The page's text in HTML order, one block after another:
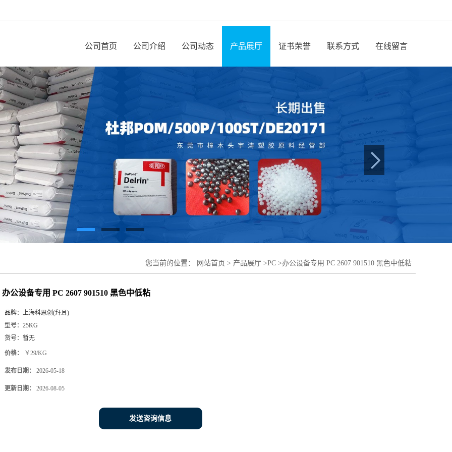
公司首页 公司介绍 公司动态 产品展厅 证书荣誉 联系方式 在线留言
您当前的位置： 网站首页 > 产品展厅 >PC >办公设备专用 PC 2607 901510 黑色中低粘
办公设备专用 PC 2607 901510 黑色中低粘
品牌： 上海科思创(拜耳)
型号： 25KG
货号： 暂无
价格： ￥29/KG
发布日期： 2026-05-18
更新日期： 2026-08-05
发送咨询信息